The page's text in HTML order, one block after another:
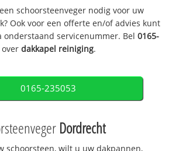
schoorsteenveger nodig voor uw
Ook voor een offerte en/of advies kunt
onderstaand servicenummer. Bel0165-
overdakkapel reiniging.
0165-235053
Dordrecht
schoorsteen, wilt u uw dakpannen,